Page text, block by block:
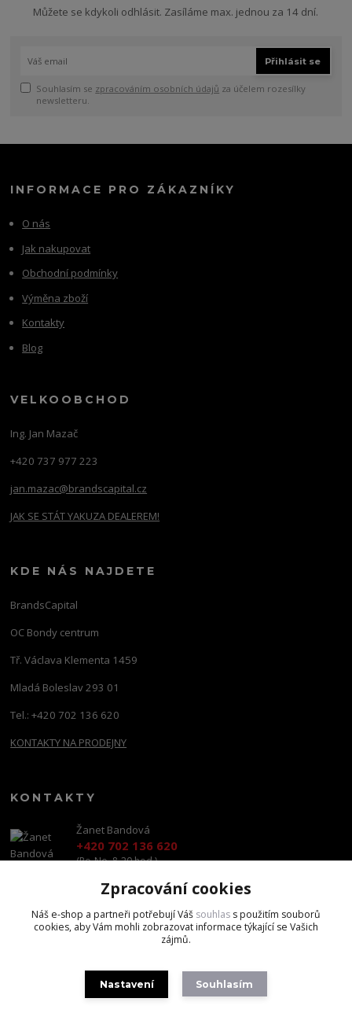
Můžete se kdykoli odhlásit. Zasíláme max. jednou za 14 dní.
Přihlásit se
Souhlasím se zpracováním osobních údajů za účelem rozesílky
newsletteru.
INFORMACE PRO ZÁKAZNÍKY
O nás
Jak nakupovat
Obchodní podmínky
Výměna zboží
Kontakty
Blog
VELKOOBCHOD
Ing. Jan Mazač
+420 737 977 223
jan.mazac@brandscapital.cz
JAK SE STÁT YAKUZA DEALEREM!
KDE NÁS NAJDETE
BrandsCapital
OC Bondy centrum
Tř. Václava Klementa 1459
Mladá Boleslav 293 01
Tel.: +420 702 136 620
KONTAKTY NA PRODEJNY
KONTAKTY
Žanet Bandová
+420 702 136 620
(Po-Ne, 8-20 hod.)
shop@brandscapital.cz
Zpracování cookies
Náš e-shop a partneři potřebují Váš souhlas s použitím souborů
cookies, aby Vám mohli zobrazovat informace týkající se Vašich
zájmů.
Nastavení Souhlasím